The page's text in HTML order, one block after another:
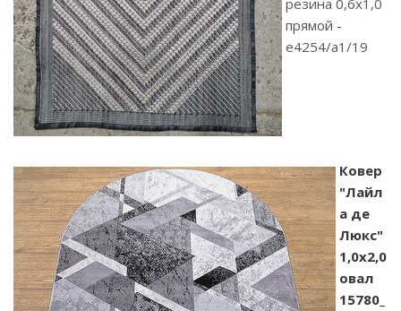
резина 0,6х1,0
прямой -
e4254/a1/19
Ковер
"Лайл
а де
Люкс"
1,0х2,0
овал
15780_